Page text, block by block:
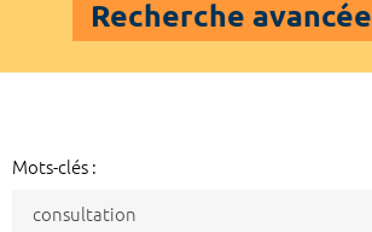
Recherche avancée
Mots-clés :